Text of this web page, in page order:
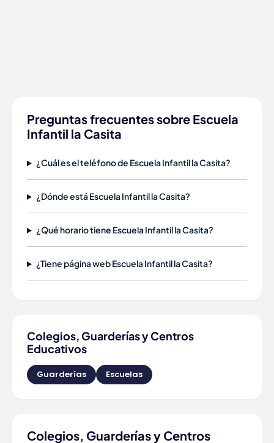
Preguntas frecuentes sobre Escuela
Infantil la Casita
¿Cuál es el teléfono de Escuela Infantil la Casita?
¿Dónde está Escuela Infantil la Casita?
¿Qué horario tiene Escuela Infantil la Casita?
¿Tiene página web Escuela Infantil la Casita?
Colegios, Guarderías y Centros
Educativos
Guarderías Escuelas
Colegios, Guarderías y Centros